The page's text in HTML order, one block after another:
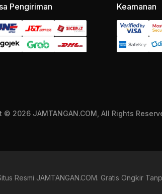
Pengiriman Keamanan
© 2026 JAMTANGAN.COM, All Rights
Resmi JAMTANGAN.COM. Gratis Ongkir